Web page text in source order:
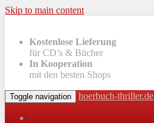
Skip to main content
Kostenlose Lieferung
für CD’s & Bücher
In Kooperation
mit den besten Shops
Toggle navigation hoerbuch-thriller.de